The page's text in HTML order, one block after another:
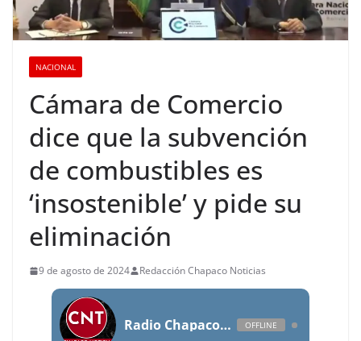
NACIONAL
Cámara de Comercio
dice que la subvención
de combustibles es
‘insostenible’ y pide su
eliminación
9 de agosto de 2024 Redacción Chapaco Noticias
Radio Chapaco Noticias Las 24 horas en vivo OFFLINE